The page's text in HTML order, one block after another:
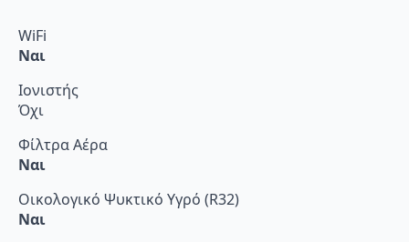
WiFi
Ναι
Ιονιστής
Όχι
Φίλτρα Αέρα
Ναι
Οικολογικό Ψυκτικό Υγρό (R32)
Ναι